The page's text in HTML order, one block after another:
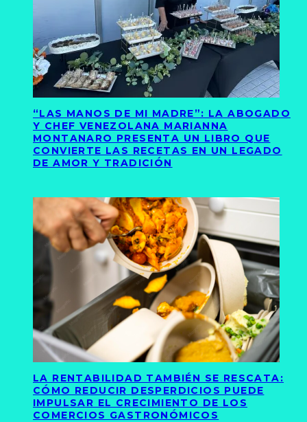
“LAS MANOS DE MI MADRE”: LA ABOGADO
Y CHEF VENEZOLANA MARIANNA
MONTANARO PRESENTA UN LIBRO QUE
CONVIERTE LAS RECETAS EN UN LEGADO
DE AMOR Y TRADICIÓN
LA RENTABILIDAD TAMBIÉN SE RESCATA:
CÓMO REDUCIR DESPERDICIOS PUEDE
IMPULSAR EL CRECIMIENTO DE LOS
COMERCIOS GASTRONÓMICOS